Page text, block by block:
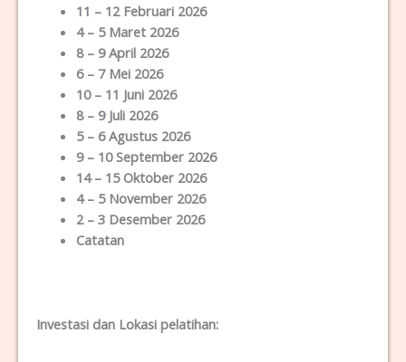
11 – 12 Februari 2026
4 – 5 Maret 2026
8 – 9 April 2026
6 – 7 Mei 2026
10 – 11 Juni 2026
8 – 9 Juli 2026
5 – 6 Agustus 2026
9 – 10 September 2026
14 – 15 Oktober 2026
4 – 5 November 2026
2 – 3 Desember 2026
Catatan
Investasi dan Lokasi pelatihan: